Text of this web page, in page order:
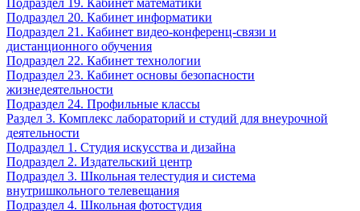
Подраздел 19. Кабинет математики
Подраздел 20. Кабинет информатики
Подраздел 21. Кабинет видео-конференц-связи и
дистанционного обучения
Подраздел 22. Кабинет технологии
Подраздел 23. Кабинет основы безопасности
жизнедеятельности
Подраздел 24. Профильные классы
Раздел 3. Комплекс лабораторий и студий для внеурочной
деятельности
Подраздел 1. Студия искусства и дизайна
Подраздел 2. Издательский центр
Подраздел 3. Школьная телестудия и система
внутришкольного телевещания
Подраздел 4. Школьная фотостудия